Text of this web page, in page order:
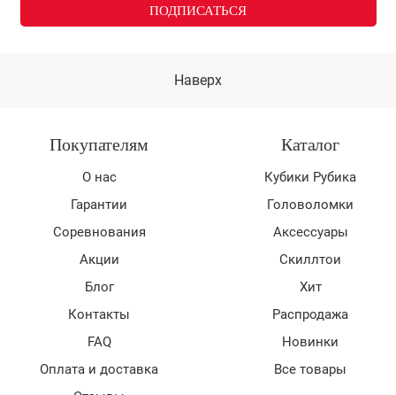
Наверх
Покупателям
О нас
Гарантии
Соревнования
Акции
Блог
Контакты
FAQ
Оплата и доставка
Каталог
Кубики Рубика
Головоломки
Аксессуары
Скиллтои
Хит
Распродажа
Новинки
Все товары